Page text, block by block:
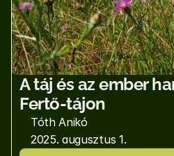
A táj és az ember
Fertő-tájon
Tóth Anikó
2025. augusztus 1.